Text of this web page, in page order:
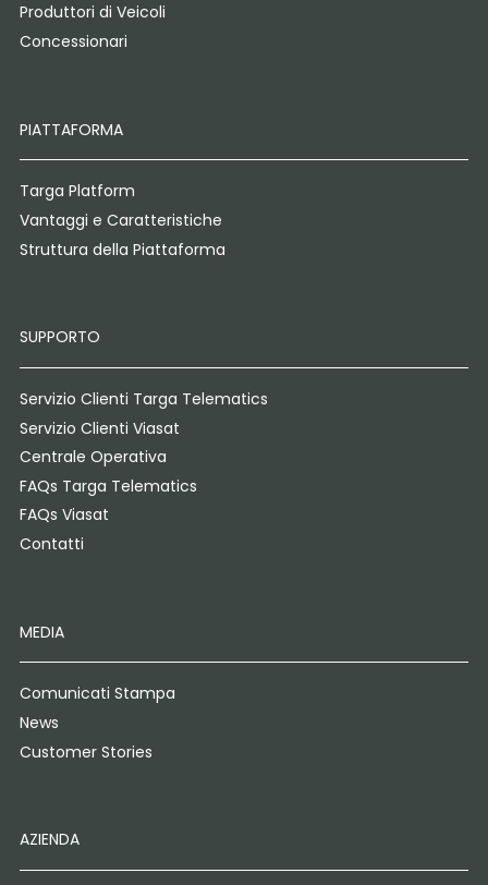
Produttori di Veicoli
Concessionari
PIATTAFORMA
Targa Platform
Vantaggi e Caratteristiche
Struttura della Piattaforma
SUPPORTO
Servizio Clienti Targa Telematics
Servizio Clienti Viasat
Centrale Operativa
FAQs Targa Telematics
FAQs Viasat
Contatti
MEDIA
Comunicati Stampa
News
Customer Stories
AZIENDA